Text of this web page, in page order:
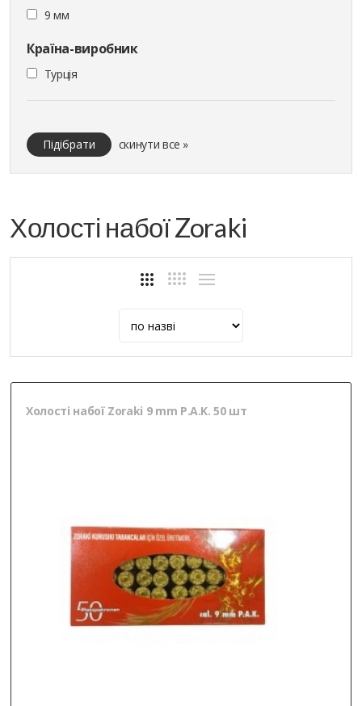
9 мм
Країна-виробник
Турція
Підібрати скинути все »
Холості набої Zoraki
Холості набої Zoraki 9 mm P.A.K. 50 шт